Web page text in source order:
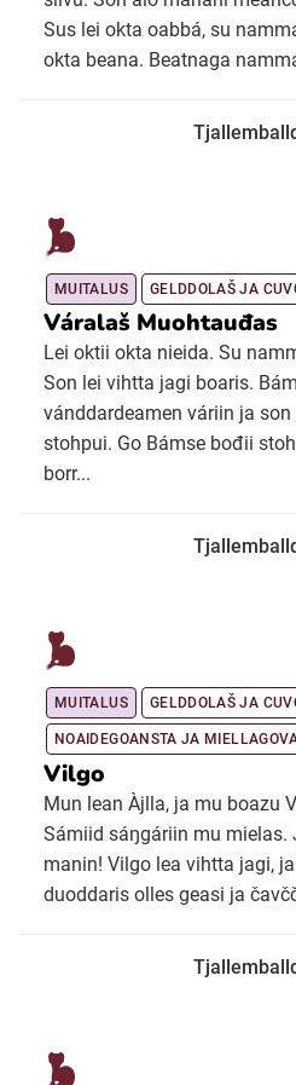
Sus lei okta oabbá, su
okta beana. Beatnaga
MUITALUS GELDDOLAŠ JA
Váralaš Muohtauđas
Lei oktii okta nieida. Su
Son lei vihtta jagi boaris.
vánddardeamen váriin ja
stohpui. Go Bámse bođii
borr...
MUITALUS GELDDOLAŠ JA
NOAIDEGOANSTA JA
Vilgo
Mun lean Àjlla, ja mu boazu
Sámiid sáŋgáriin mu
manin! Vilgo lea vihtta jagi,
duoddaris olles geasi ja